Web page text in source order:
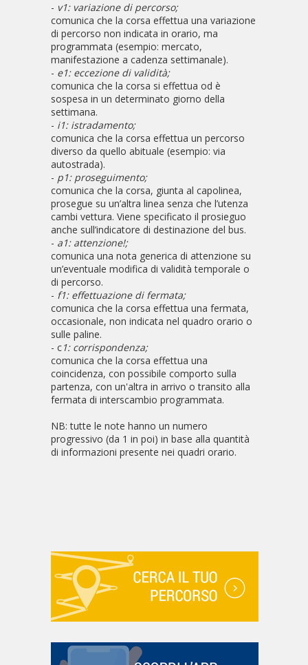
- v1: variazione di percorso;
comunica che la corsa effettua una variazione
di percorso non indicata in orario, ma
programmata (esempio: mercato,
manifestazione a cadenza settimanale).
- e1: eccezione di validità;
comunica che la corsa si effettua od è
sospesa in un determinato giorno della
settimana.
- i1: istradamento;
comunica che la corsa effettua un percorso
diverso da quello abituale (esempio: via
autostrada).
- p1: proseguimento;
comunica che la corsa, giunta al capolinea,
prosegue su un’altra linea senza che l’utenza
cambi vettura. Viene specificato il prosieguo
anche sull’indicatore di destinazione del bus.
- a1: attenzione!;
comunica una nota generica di attenzione su
un’eventuale modifica di validità temporale o
di percorso.
- f1: effettuazione di fermata;
comunica che la corsa effettua una fermata,
occasionale, non indicata nel quadro orario o
sulle paline.
- c1: corrispondenza;
comunica che la corsa effettua una
coincidenza, con possibile comporto sulla
partenza, con un'altra in arrivo o transito alla
fermata di interscambio programmata.
NB: tutte le note hanno un numero
progressivo (da 1 in poi) in base alla quantità
di informazioni presente nei quadri orario.